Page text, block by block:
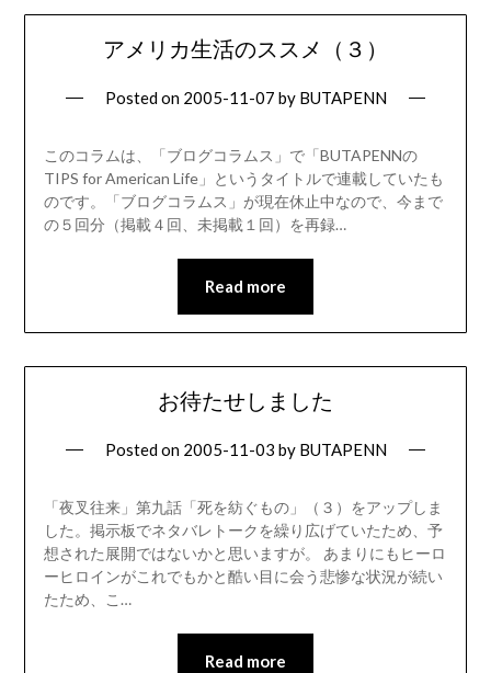
アメリカ生活のススメ（３）
Posted on 2005-11-07 by BUTAPENN
このコラムは、「ブログコラムス」で「BUTAPENNの
TIPS for American Life」というタイトルで連載していたも
のです。「ブログコラムス」が現在休止中なので、今まで
の５回分（掲載４回、未掲載１回）を再録…
Read more
お待たせしました
Posted on 2005-11-03 by BUTAPENN
「夜叉往来」第九話「死を紡ぐもの」（３）をアップしま
した。掲示板でネタバレトークを繰り広げていたため、予
想された展開ではないかと思いますが。 あまりにもヒーロ
ーヒロインがこれでもかと酷い目に会う悲惨な状況が続い
たため、こ…
Read more